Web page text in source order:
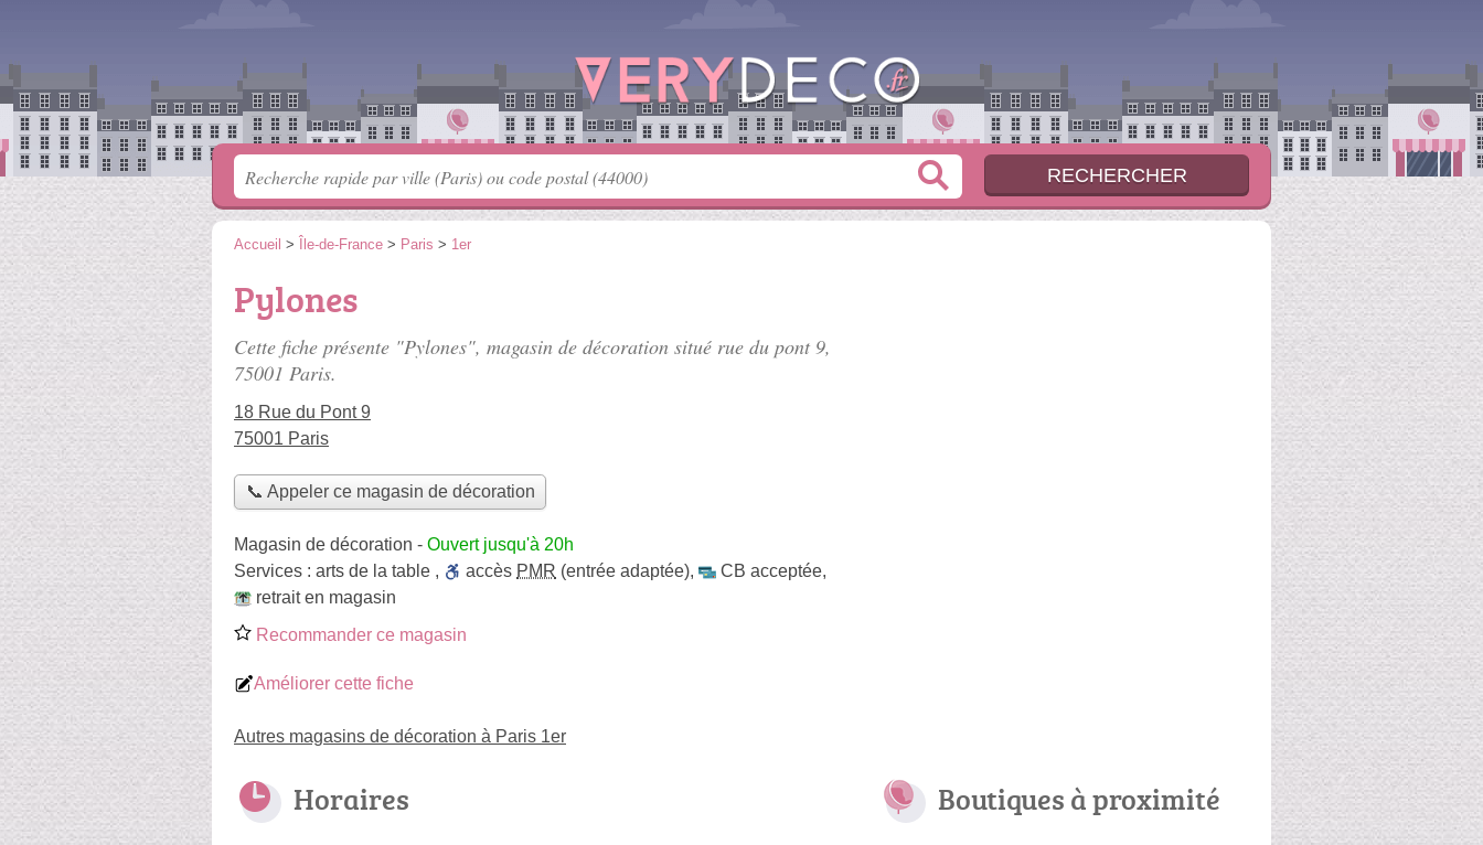
Accueil > Île-de-France > Paris > 1er
Pylones
Cette fiche présente "Pylones", magasin de décoration situé rue du pont 9,
75001 Paris.
18 Rue du Pont 9
75001 Paris
📞 Appeler ce magasin de décoration
Magasin de décoration - Ouvert jusqu'à 20h
Services : arts de la table , accès PMR (entrée adaptée), CB acceptée,
retrait en magasin
Recommander ce magasin
Améliorer cette fiche
Autres magasins de décoration à Paris 1er
Horaires Boutiques à proximité